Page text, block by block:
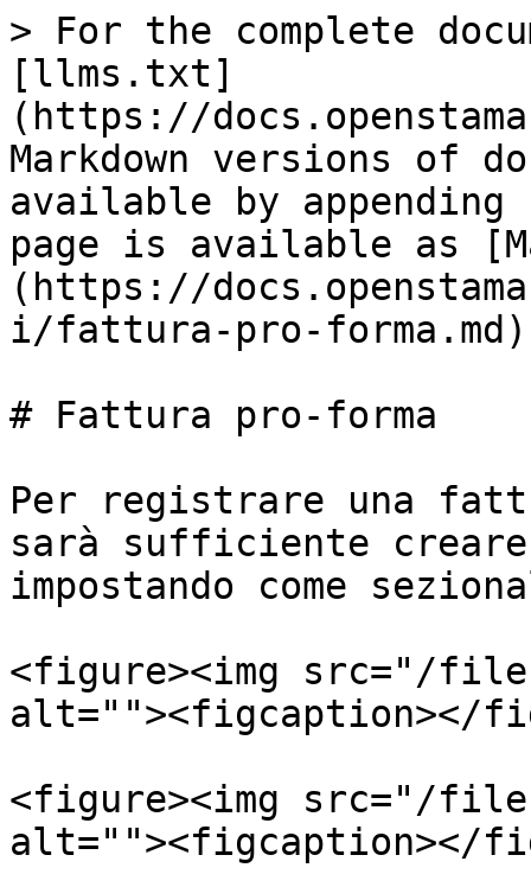
> For the complete
[llms.txt]
(https://
Markdown versions of
available by
page is available as
(https://
i/fattura-pro-
# Fattura pro-forma
Per registrare una
sarà sufficiente
impostando come
<figure><img src="/files/
alt=""><figcaption></
<figure><img src="/files/
alt=""><figcaption></